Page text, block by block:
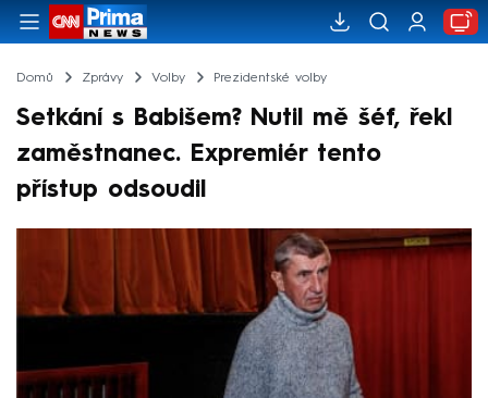
Domů Zprávy Volby Prezidentské volby
Setkání s Babišem? Nutil mě šéf, řekl
zaměstnanec. Expremiér tento
přístup odsoudil